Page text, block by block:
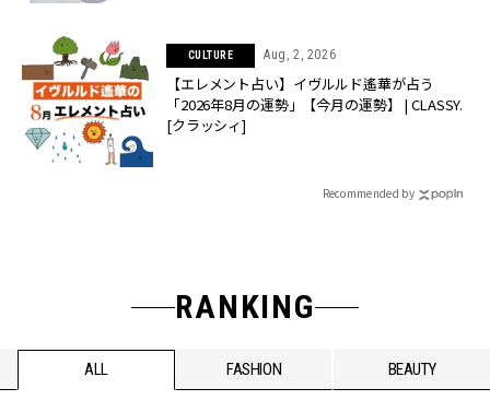
CULTURE Aug, 2, 2026
【エレメント占い】イヴルルド遙華が占う
「2026年8月の運勢」【今月の運勢】 | CLASSY.
[クラッシィ]
Recommended by
RANKING
ALL FASHION BEAUTY